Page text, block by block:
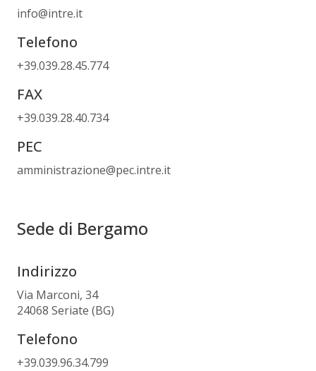
info@intre.it
Telefono
+39.039.28.45.774
FAX
+39.039.28.40.734
PEC
amministrazione@pec.intre.it
Sede di Bergamo
Indirizzo
Via Marconi, 34
24068 Seriate (BG)
Telefono
+39.039.96.34.799